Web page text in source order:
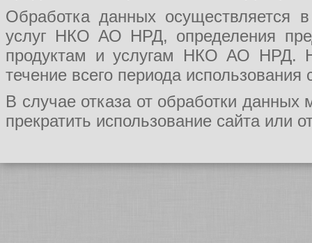
Обработка данных осуществляется
услуг НКО АО НРД, определения
продуктам и услугам НКО АО НРД.
течение всего периода использования
В случае отказа от обработки
прекратить использование сайта или